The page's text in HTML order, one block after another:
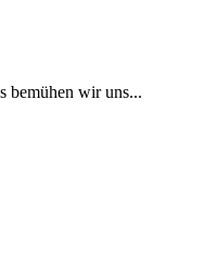
bemühen wir uns...